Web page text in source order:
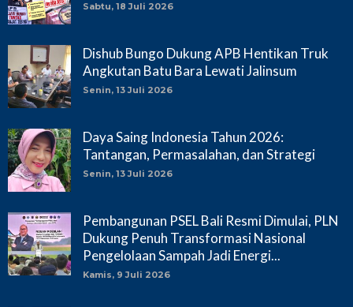
Sabtu, 18 Juli 2026
Dishub Bungo Dukung APB Hentikan Truk
Angkutan Batu Bara Lewati Jalinsum
Senin, 13 Juli 2026
Daya Saing Indonesia Tahun 2026:
Tantangan, Permasalahan, dan Strategi
Senin, 13 Juli 2026
Pembangunan PSEL Bali Resmi Dimulai, PLN
Dukung Penuh Transformasi Nasional
Pengelolaan Sampah Jadi Energi...
Kamis, 9 Juli 2026